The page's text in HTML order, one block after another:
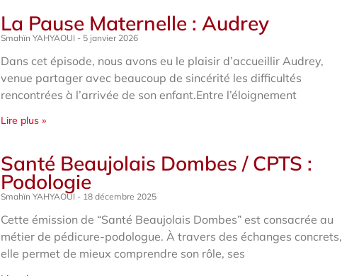
La Pause Maternelle : Audrey
Smahïn YAHYAOUI 5 janvier 2026
Dans cet épisode, nous avons eu le plaisir d’accueillir Audrey,
venue partager avec beaucoup de sincérité les difficultés
rencontrées à l’arrivée de son enfant.Entre l’éloignement
Lire plus »
Santé Beaujolais Dombes / CPTS :
Podologie
Smahïn YAHYAOUI 18 décembre 2025
Cette émission de “Santé Beaujolais Dombes” est consacrée au
métier de pédicure-podologue. À travers des échanges concrets,
elle permet de mieux comprendre son rôle, ses